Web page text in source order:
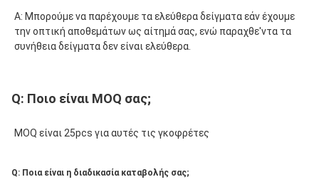
Α: Μπορούμε να παρέχουμε τα ελεύθερα δείγματα εάν έχουμε
την οπτική αποθεμάτων ως αίτημά σας, ενώ παραχθε'ντα τα
συνήθεια δείγματα δεν είναι ελεύθερα.
Q: Ποιο είναι MOQ σας;
MOQ είναι 25pcs για αυτές τις γκοφρέτες
Q: Ποια είναι η διαδικασία καταβολής σας;